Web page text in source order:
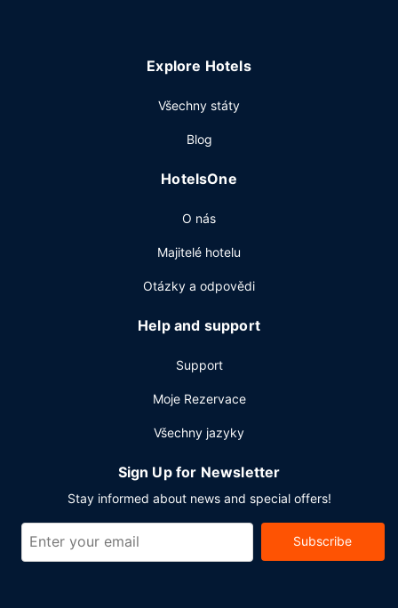
kontinentální snídani zdarma.
recepce s nepřetržitým provozem. Obchodní a
místnostech. Přímo v areálu je hostům k dispozici
Explore Hotels
Všechny státy
Blog
HotelsOne
O nás
Majitelé hotelu
Otázky a odpovědi
Help and support
Support
Moje Rezervace
Všechny jazyky
Sign Up for Newsletter
Stay informed about news and special offers!
Subscribe